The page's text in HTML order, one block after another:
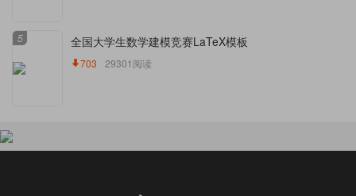
5 全国大学生数学建模竞赛LaTeX模板
703 29301阅读